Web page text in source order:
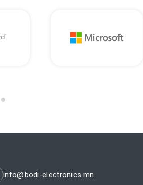
info@bodi-electronics.mn